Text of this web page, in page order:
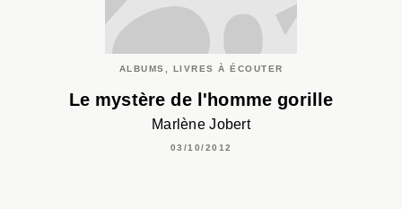
ALBUMS, LIVRES À ÉCOUTER
Le mystère de l'homme gorille
Marlène Jobert
03/10/2012